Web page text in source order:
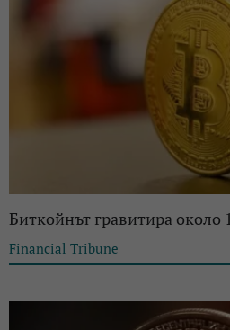
Биткойнът гравитира около
Financial Tribune